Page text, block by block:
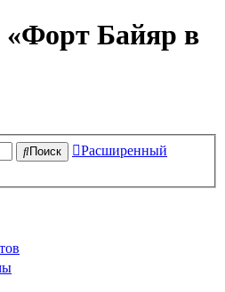
Байяр в
Поиск
Расширенный